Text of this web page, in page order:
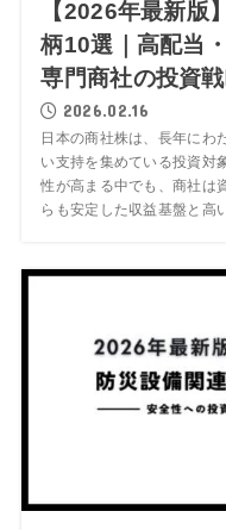
【2026年最新版
柄10選｜高配当
専門商社の投資
2026.02.16
日本の商社株は、長年にわ
い支持を集めている投資対
性が高まる中でも、商社は
らも安定した収益基盤と高